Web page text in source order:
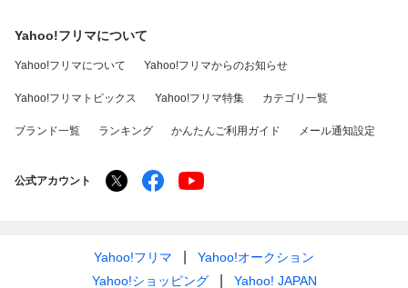
Yahoo!フリマについて
Yahoo!フリマについて Yahoo!フリマからのお知らせ
Yahoo!フリマトピックス Yahoo!フリマ特集 カテゴリ一覧
ブランド一覧 ランキング かんたんご利用ガイド メール通知設定
公式アカウント
Yahoo!フリマ
Yahoo!オークション
Yahoo!ショッピング
Yahoo! JAPAN